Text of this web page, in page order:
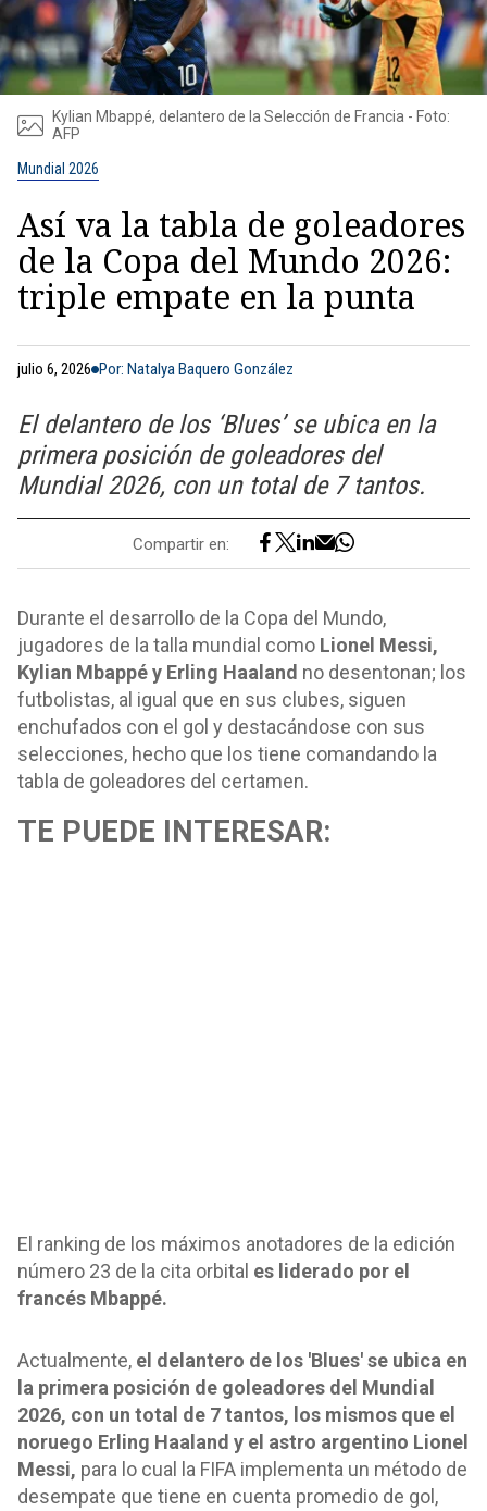
Kylian Mbappé, delantero de la Selección de Francia - Foto:
AFP
Mundial 2026
Así va la tabla de goleadores
de la Copa del Mundo 2026:
triple empate en la punta
julio 6, 2026 Por: Natalya Baquero González
El delantero de los ‘Blues’ se ubica en la
primera posición de goleadores del
Mundial 2026, con un total de 7 tantos.
Compartir en:
Durante el desarrollo de la Copa del Mundo,
jugadores de la talla mundial como Lionel Messi,
Kylian Mbappé y Erling Haaland no desentonan; los
futbolistas, al igual que en sus clubes, siguen
enchufados con el gol y destacándose con sus
selecciones, hecho que los tiene comandando la
tabla de goleadores del certamen.
TE PUEDE INTERESAR:
El ranking de los máximos anotadores de la edición
número 23 de la cita orbital es liderado por el
francés Mbappé.
Actualmente, el delantero de los 'Blues' se ubica en
la primera posición de goleadores del Mundial
2026, con un total de 7 tantos, los mismos que el
noruego Erling Haaland y el astro argentino Lionel
Messi, para lo cual la FIFA implementa un método de
desempate que tiene en cuenta promedio de gol,